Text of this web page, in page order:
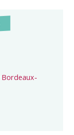
Bordeaux-